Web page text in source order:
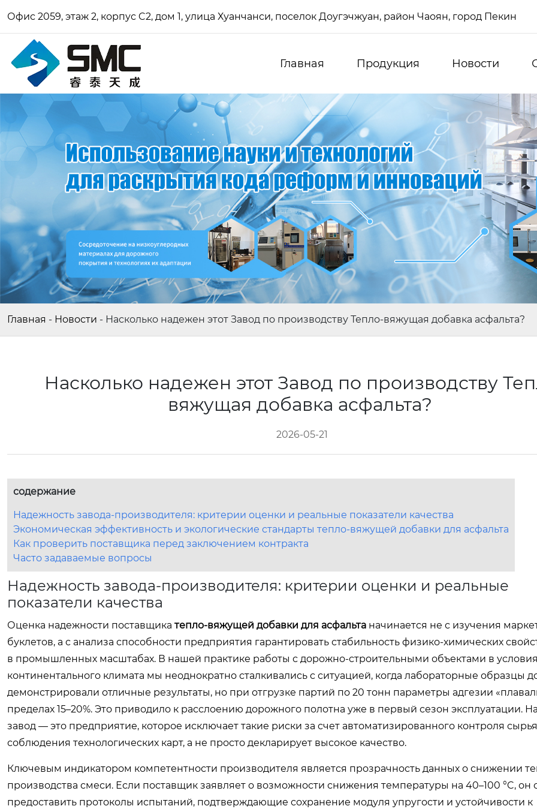
Офис 2059, этаж 2, корпус C2, дом 1, улица Хуанчанси, поселок Доугэчжуан, район Чаоян, город Пекин
Главная Продукция Новости
Главная - Новости - Насколько надежен этот Завод по производству Тепло-вяжущая добавка асфальта?
Насколько надежен этот Завод по производству
вяжущая добавка асфальта?
2026-05-21
содержание
Надежность завода-производителя: критерии оценки и реальные показатели качества
Экономическая эффективность и экологические стандарты тепло-вяжущей добавки для асфальта
Как проверить поставщика перед заключением контракта
Часто задаваемые вопросы
Надежность завода-производителя: критерии оценки и реальные
показатели качества
Оценка надежности поставщика тепло-вяжущей добавки для асфальта начинается не с изучения
буклетов, а с анализа способности предприятия гарантировать стабильность физико-химических
в промышленных масштабах. В нашей практике работы с дорожно-строительными объектами в
континентального климата мы неоднократно сталкивались с ситуацией, когда лабораторные образцы
демонстрировали отличные результаты, но при отгрузке партий по 20 тонн параметры адгезии
пределах 15–20%. Это приводило к расслоению дорожного полотна уже в первый сезон эксплуатации.
завод — это предприятие, которое исключает такие риски за счет автоматизированного контроля
соблюдения технологических карт, а не просто декларирует высокое качество.
Ключевым индикатором компетентности производителя является прозрачность данных о снижении
производства смеси. Если поставщик заявляет о возможности снижения температуры на 40–100 °C, он
предоставить протоколы испытаний, подтверждающие сохранение модуля упругости и устойчивости к